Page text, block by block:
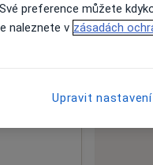
preference můžete
naleznete v zásadách
Upravit nastavení